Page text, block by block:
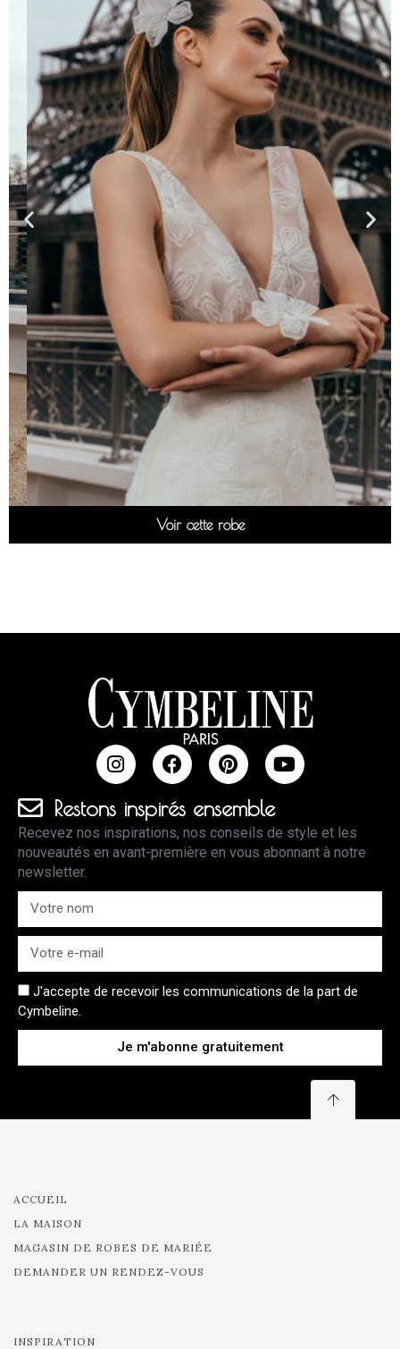
Voir cette robe
Restons inspirés ensemble
Recevez nos inspirations, nos conseils de style et les
nouveautés en avant-première en vous abonnant à notre
newsletter.
J'accepte de recevoir les communications de la part de
Cymbeline.
Je m'abonne gratuitement
ACCUEIL
LA MAISON
MAGASIN DE ROBES DE MARIÉE
DEMANDER UN RENDEZ-VOUS
INSPIRATION